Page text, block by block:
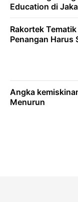
Education di
Rakortek
Penangan Harus
Angka
Menurun